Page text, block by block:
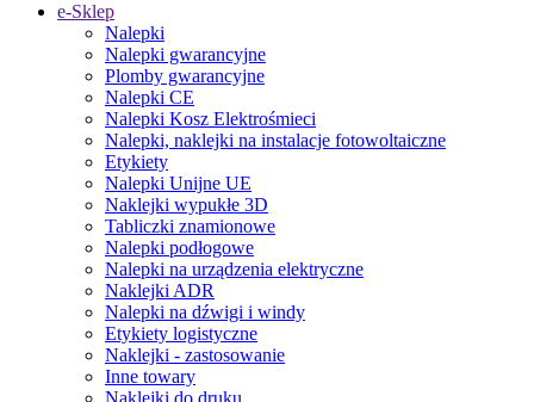
e-Sklep
Nalepki
Nalepki gwarancyjne
Plomby gwarancyjne
Nalepki CE
Nalepki Kosz Elektrośmieci
Nalepki, naklejki na instalacje fotowoltaiczne
Etykiety
Nalepki Unijne UE
Naklejki wypukłe 3D
Tabliczki znamionowe
Nalepki podłogowe
Nalepki na urządzenia elektryczne
Naklejki ADR
Nalepki na dźwigi i windy
Etykiety logistyczne
Naklejki - zastosowanie
Inne towary